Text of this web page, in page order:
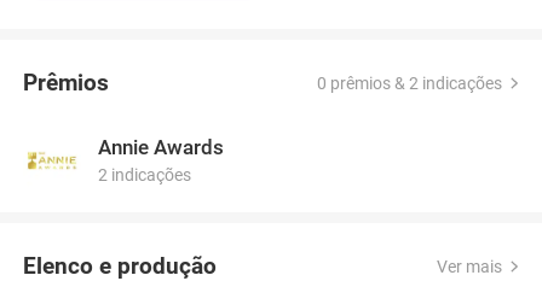
Prêmios 0 prêmios & 2 indicações
Annie Awards
2 indicações
Elenco e produção Ver mais